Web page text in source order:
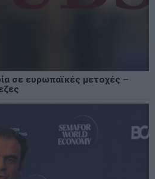
σε ευρωπαϊκές μετοχές –